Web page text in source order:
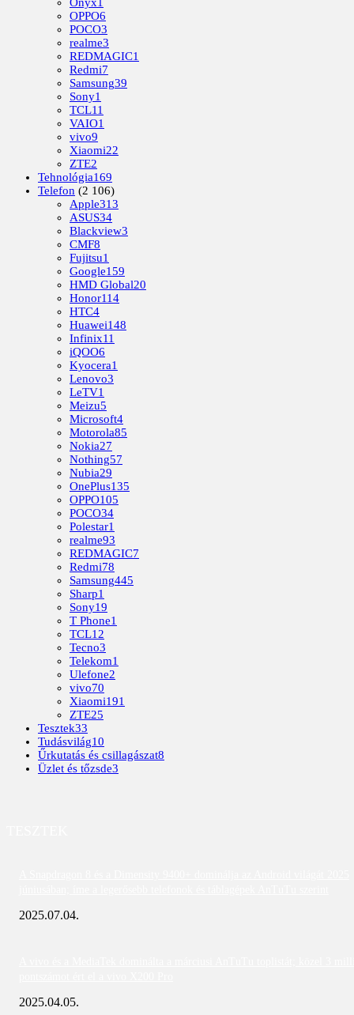
OPPO6
POCO3
realme3
REDMAGIC1
Redmi7
Samsung39
Sony1
TCL11
VAIO1
vivo9
Xiaomi22
ZTE2
Tehnológia169
Telefon (2 106)
Apple313
ASUS34
Blackview3
CMF8
Fujitsu1
Google159
HMD Global20
Honor114
HTC4
Huawei148
Infinix11
iQOO6
Kyocera1
Lenovo3
LeTV1
Meizu5
Microsoft4
Motorola85
Nokia27
Nothing57
Nubia29
OnePlus135
OPPO105
POCO34
Polestar1
realme93
REDMAGIC7
Redmi78
Samsung445
Sharp1
Sony19
T Phone1
TCL12
Tecno3
Telekom1
Ulefone2
vivo70
Xiaomi191
ZTE25
Tesztek33
Tudásvilág10
Űrkutatás és csillagászat8
Üzlet és tőzsde3
2025.07.04.
2025.04.05.